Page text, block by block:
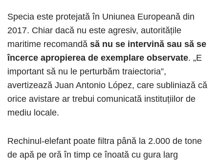
Specia este protejată în Uniunea Europeană din
2017. Chiar dacă nu este agresiv, autoritățile
maritime recomandă să nu se intervină sau să se
încerce apropierea de exemplare observate. „E
important să nu le perturbăm traiectoria”,
avertizează Juan Antonio López, care subliniază că
orice avistare ar trebui comunicată instituțiilor de
mediu locale.
Rechinul-elefant poate filtra până la 2.000 de tone
de apă pe oră în timp ce înoată cu gura larg